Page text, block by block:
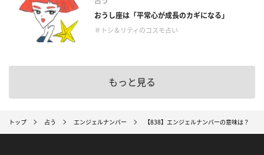
おうし座は「平常心が成長のカギになる」
＃トシ＆リティのコスモ占い
もっと見る
トップ 占う エンジェルナンバー 【838】エンジェルナンバーの意味は？ ～